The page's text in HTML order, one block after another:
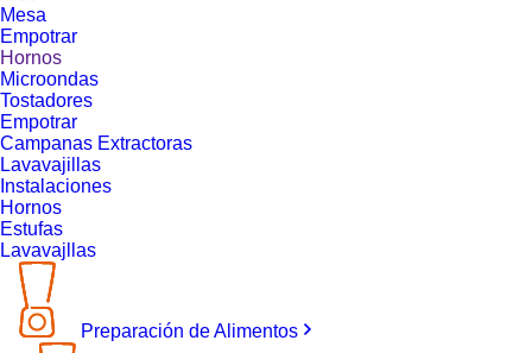
Mesa
Empotrar
Hornos
Microondas
Tostadores
Empotrar
Campanas Extractoras
Lavavajillas
Instalaciones
Hornos
Estufas
Lavavajllas
Preparación de Alimentos